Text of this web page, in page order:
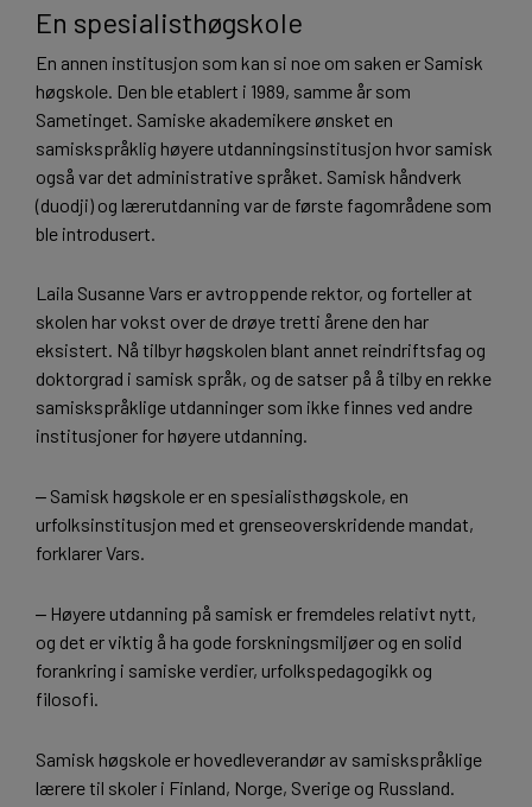
En spesialisthøgskole
En annen institusjon som kan si noe om saken er Samisk
høgskole. Den ble etablert i 1989, samme år som
Sametinget. Samiske akademikere ønsket en
samiskspråklig høyere utdanningsinstitusjon hvor samisk
også var det administrative språket. Samisk håndverk
(duodji) og lærerutdanning var de første fagområdene som
ble introdusert.
Laila Susanne Vars er avtroppende rektor, og forteller at
skolen har vokst over de drøye tretti årene den har
eksistert. Nå tilbyr høgskolen blant annet reindriftsfag og
doktorgrad i samisk språk, og de satser på å tilby en rekke
samiskspråklige utdanninger som ikke finnes ved andre
institusjoner for høyere utdanning.
‒ Samisk høgskole er en spesialisthøgskole, en
urfolksinstitusjon med et grenseoverskridende mandat,
forklarer Vars.
‒ Høyere utdanning på samisk er fremdeles relativt nytt,
og det er viktig å ha gode forskningsmiljøer og en solid
forankring i samiske verdier, urfolkspedagogikk og
filosofi.
Samisk høgskole er hovedleverandør av samiskspråklige
lærere til skoler i Finland, Norge, Sverige og Russland.